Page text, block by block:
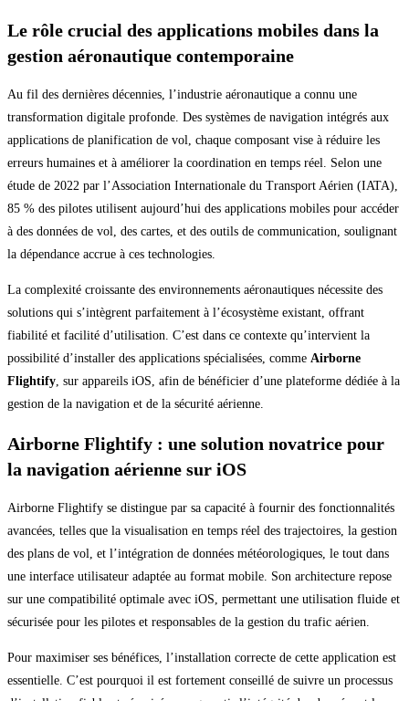
Le rôle crucial des applications mobiles dans la
gestion aéronautique contemporaine
Au fil des dernières décennies, l’industrie aéronautique a connu une
transformation digitale profonde. Des systèmes de navigation intégrés aux
applications de planification de vol, chaque composant vise à réduire les
erreurs humaines et à améliorer la coordination en temps réel. Selon une
étude de 2022 par l’Association Internationale du Transport Aérien (IATA),
85 % des pilotes utilisent aujourd’hui des applications mobiles pour accéder
à des données de vol, des cartes, et des outils de communication, soulignant
la dépendance accrue à ces technologies.
La complexité croissante des environnements aéronautiques nécessite des
solutions qui s’intègrent parfaitement à l’écosystème existant, offrant
fiabilité et facilité d’utilisation. C’est dans ce contexte qu’intervient la
possibilité d’installer des applications spécialisées, comme Airborne
Flightify, sur appareils iOS, afin de bénéficier d’une plateforme dédiée à la
gestion de la navigation et de la sécurité aérienne.
Airborne Flightify : une solution novatrice pour
la navigation aérienne sur iOS
Airborne Flightify se distingue par sa capacité à fournir des fonctionnalités
avancées, telles que la visualisation en temps réel des trajectoires, la gestion
des plans de vol, et l’intégration de données météorologiques, le tout dans
une interface utilisateur adaptée au format mobile. Son architecture repose
sur une compatibilité optimale avec iOS, permettant une utilisation fluide et
sécurisée pour les pilotes et responsables de la gestion du trafic aérien.
Pour maximiser ses bénéfices, l’installation correcte de cette application est
essentielle. C’est pourquoi il est fortement conseillé de suivre un processus